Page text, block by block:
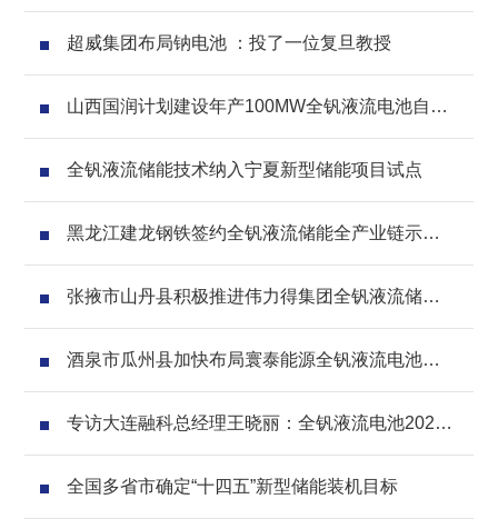
第二次工作会议顺利召开
超威集团布局钠电池 ：投了一位复旦教授
山西国润计划建设年产100MW全钒液流电池自动
化生产线
全钒液流储能技术纳入宁夏新型储能项目试点
黑龙江建龙钢铁签约全钒液流储能全产业链示范
基地
张掖市山丹县积极推进伟力得集团全钒液流储能
项目
酒泉市瓜州县加快布局寰泰能源全钒液流电池储
能产业发展
专访大连融科总经理王晓丽：全钒液流电池2025
年将凸显竞争优势
全国多省市确定“十四五”新型储能装机目标